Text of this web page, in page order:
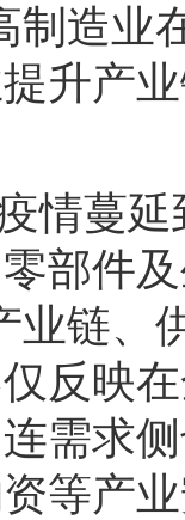
制造业
升产
情蔓
部件
业链、
反映
需求
等产